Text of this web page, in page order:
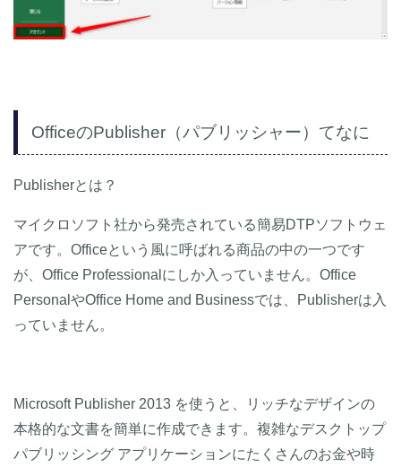
OfficeのPublisher（パブリッシャー）てなに
Publisherとは？
マイクロソフト社から発売されている簡易DTPソフトウェ
アです。Officeという風に呼ばれる商品の中の一つです
が、Office Professionalにしか入っていません。Office
PersonalやOffice Home and Businessでは、Publisherは入
っていません。
Microsoft Publisher 2013 を使うと、リッチなデザインの
本格的な文書を簡単に作成できます。複雑なデスクトップ
パブリッシング アプリケーションにたくさんのお金や時